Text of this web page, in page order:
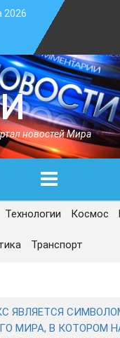
2026
новостей Мира
Технологии Космос
Транспорт
ЯВЛЯЕТСЯ
МИРА, В КОТОРОМ